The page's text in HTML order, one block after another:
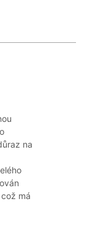
na
má